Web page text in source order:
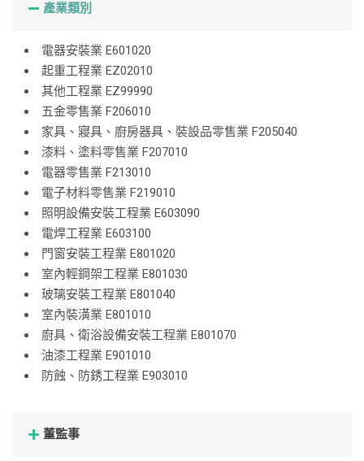
產業類別
電器安裝業 E601020
起重工程業 EZ02010
其他工程業 EZ99990
五金零售業 F206010
家具、寢具、廚房器具、裝設品零售業 F205040
漆料、塗料零售業 F207010
電器零售業 F213010
電子材料零售業 F219010
照明設備安裝工程業 E603090
電焊工程業 E603100
門窗安裝工程業 E801020
室內輕鋼架工程業 E801030
玻璃安裝工程業 E801040
室內裝潢業 E801010
廚具、衛浴設備安裝工程業 E801070
油漆工程業 E901010
防蝕、防銹工程業 E903010
董監事